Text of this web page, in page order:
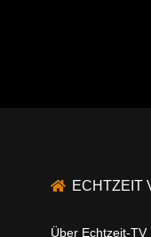
ECHTZEIT
Über Echtzeit-TV